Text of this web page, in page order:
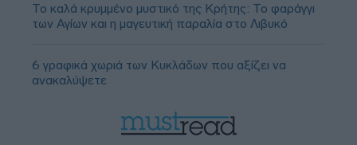
Το καλά κρυμμένο μυστικό της Κρήτης: Το φαράγγι
των Αγίων και η μαγευτική παραλία στο Λιβυκό
6 γραφικά χωριά των Κυκλάδων που αξίζει να
ανακαλύψετε